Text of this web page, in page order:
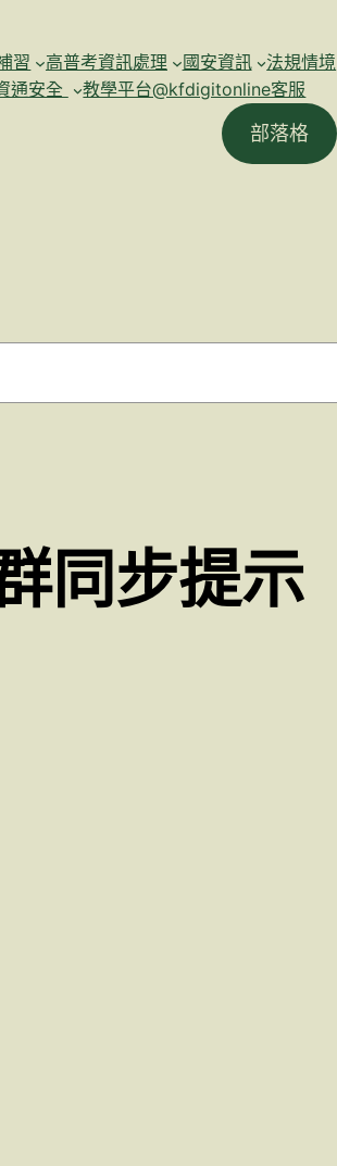
習 高普考資訊處理 國安資訊 法規情境
通安全 教學平台@kfdigitonline客服
部落格
同步提示